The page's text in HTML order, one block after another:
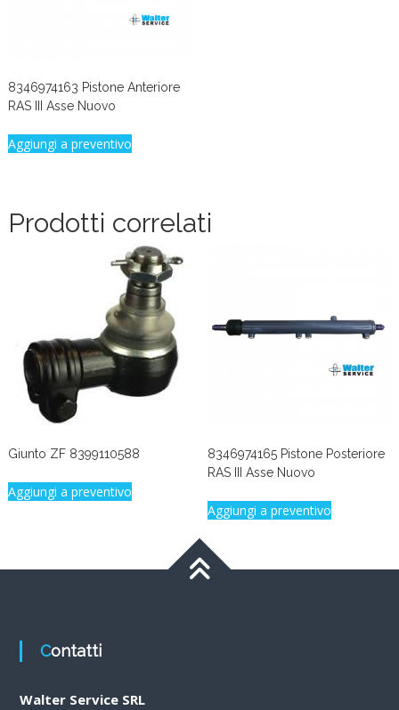
8346974163 Pistone Anteriore
RAS III Asse Nuovo
Aggiungi a preventivo
Prodotti correlati
Giunto ZF 8399110588
Aggiungi a preventivo
8346974165 Pistone Posteriore
RAS III Asse Nuovo
Aggiungi a preventivo
Contatti
Walter Service SRL